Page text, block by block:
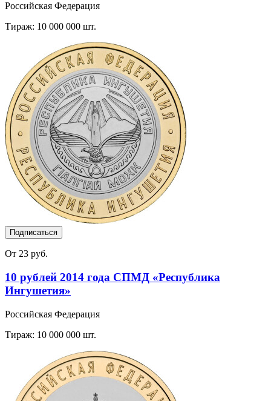
Российская Федерация
Тираж: 10 000 000 шт.
Подписаться
От 23 руб.
10 рублей 2014 года СПМД «Республика
Ингушетия»
Российская Федерация
Тираж: 10 000 000 шт.